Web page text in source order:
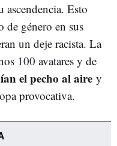
ascendencia. Esto
de género en sus
un deje racista. La
100 avatares y de
el pecho al aire y
provocativa.